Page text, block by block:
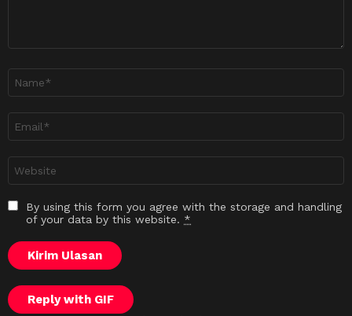
sesawang
By using this form you agree with the storage and handling
of your data by this website. *
Kirim Ulasan
Reply with GIF